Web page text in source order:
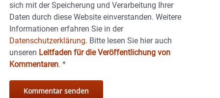
sich mit der Speicherung und Verarbeitung Ihrer
Daten durch diese Website einverstanden. Weitere
Informationen erfahren Sie in der
Datenschutzerklärung. Bitte lesen Sie hier auch
unseren Leitfaden für die Veröffentlichung von
Kommentaren. *